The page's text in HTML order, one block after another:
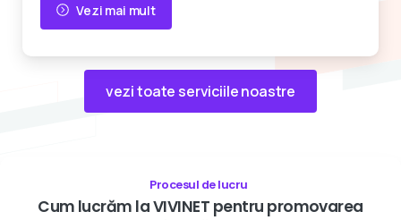
Vezi mai mult
vezi toate serviciile noastre
Procesul de lucru
Cum lucrăm laVIVINET pentru promovarea